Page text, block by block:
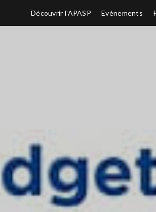
Découvrir l’APASP Evènements